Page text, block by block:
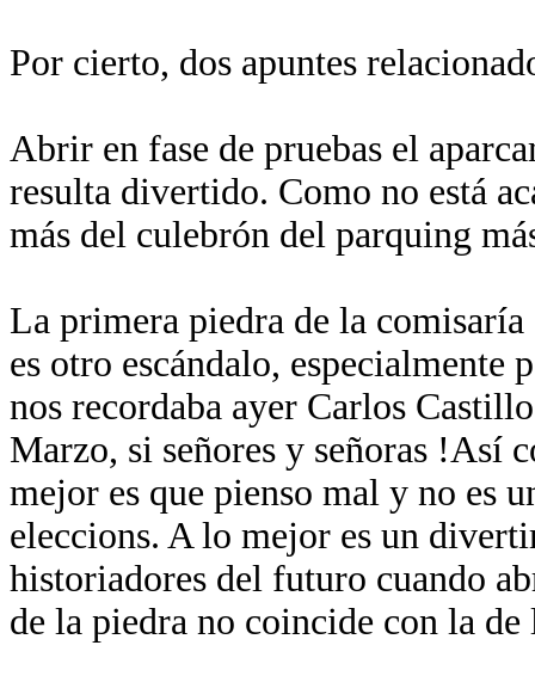
Por cierto, dos apuntes
Abrir en fase de pruebas el
resulta divertido. Como no está
más del culebrón del parquing
La primera piedra de la
es otro escándalo, especialmente
nos recordaba ayer Carlos
Marzo, si señores y señoras !Así
mejor es que pienso mal y no es
eleccions. A lo mejor es un
historiadores del futuro cuando
de la piedra no coincide con la